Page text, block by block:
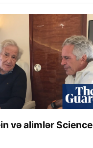
və alimlər Science